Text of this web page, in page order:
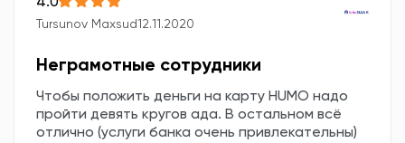
Tursunov Maxsud12.11.2020
Неграмотные сотрудники
Чтобы положить деньги на карту HUMO надо
пройти девять кругов ада. В остальном всё
отлично (услуги банка очень привлекательны)